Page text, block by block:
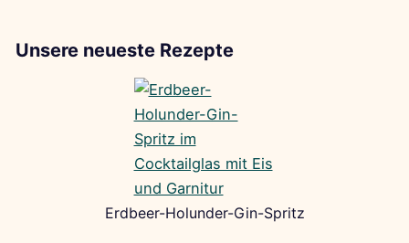
Unsere neueste Rezepte
Erdbeer-Holunder-Gin-Spritz